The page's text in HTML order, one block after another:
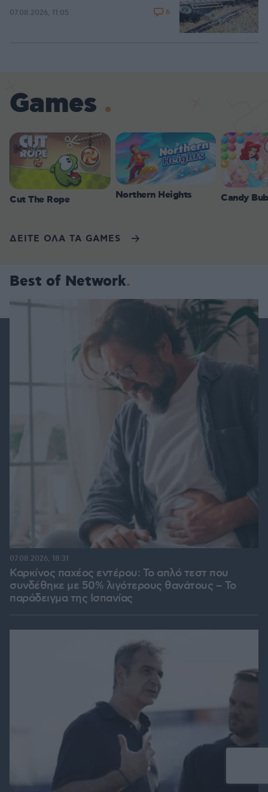
07.08.2026, 11:05 6
Games
Cut The Rope Northern Heights Candy
ΔΕΙΤΕ ΟΛΑ ΤΑ GAMES
Best of Network
Καρκίνος παχέος εντέρου: Το απλό τεστ που
συνδέθηκε με 50% λιγότερους θανάτους – Το
παράδειγμα της Ισπανίας
07.08.2026, 18:31